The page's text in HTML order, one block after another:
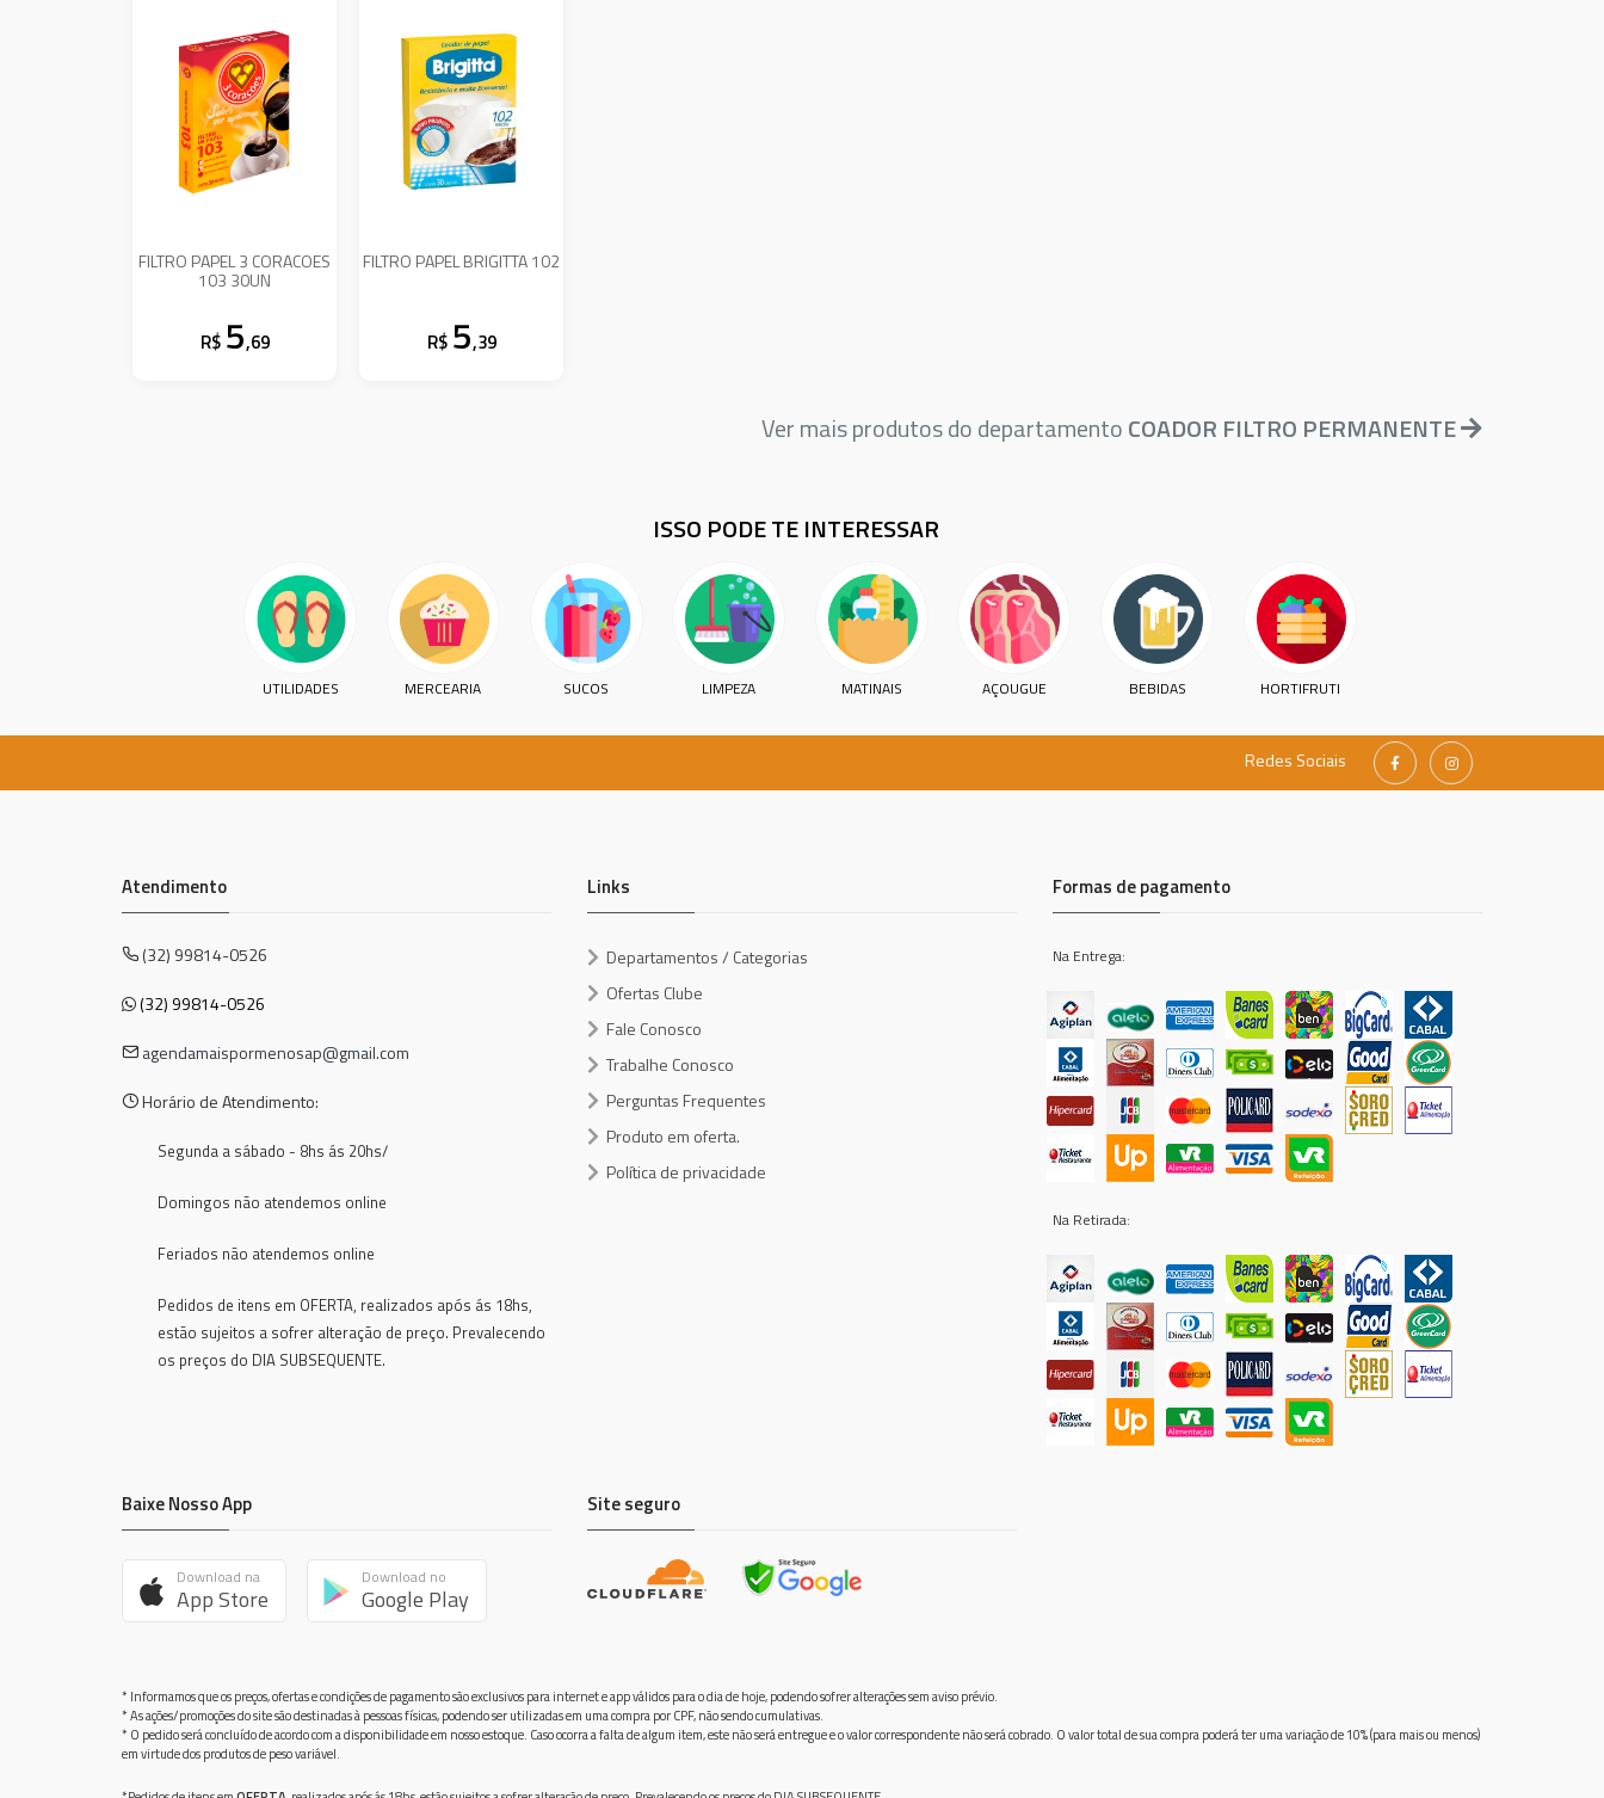
FILTRO PAPEL 3 CORACOES
103 30UN
R$ 5,69
FILTRO PAPEL BRIGITTA 102
R$ 5,39
Ver mais produtos do departamentoCOADOR FILTRO PERMANENTE
ISSO PODE TE INTERESSAR
UTILIDADES MERCEARIA SUCOS LIMPEZA MATINAIS AÇOUGUE BEBIDAS HORTIFRUTI
Redes Sociais
Atendimento
(32) 99814-0526
(32) 99814-0526
agendamaispormenosap@gmail.com
Horário de Atendimento:
Segunda a sábado - 8hs ás 20hs/
Domingos não atendemos online
Feriados não atendemos online
Pedidos de itens em OFERTA, realizados após ás 18hs,
estão sujeitos a sofrer alteração de preço. Prevalecendo
os preços do DIA SUBSEQUENTE.
Links
Departamentos / Categorias
Ofertas Clube
Fale Conosco
Trabalhe Conosco
Perguntas Frequentes
Produto em oferta.
Política de privacidade
Formas de pagamento
Na Entrega:
Na Retirada:
Baixe Nosso App
Download na
App Store
Download no
Google Play
Site seguro
* Informamos que os preços, ofertas e condições de pagamento são exclusivos para internet e app válidos para o dia de hoje, podendo sofrer alterações sem aviso prévio.
* As ações/promoções do site são destinadas à pessoas físicas, podendo ser utilizadas em uma compra por CPF, não sendo cumulativas.
* O pedido será concluído de acordo com a disponibilidade em nosso estoque. Caso ocorra a falta de algum item, este não será entregue e o valor correspondente não será cobrado. O valor total de sua compra poderá ter uma variação de 10% (para mais ou menos)
em virtude dos produtos de peso variável.